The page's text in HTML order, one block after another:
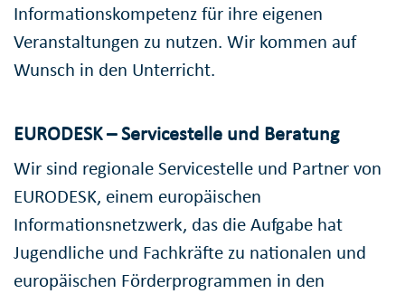
Informationskompetenz für ihre eigenen
Veranstaltungen zu nutzen. Wir kommen auf
Wunsch in den Unterricht.
EURODESK – Servicestelle und Beratung
Wir sind regionale Servicestelle und Partner von
EURODESK, einem europäischen
Informationsnetzwerk, das die Aufgabe hat
Jugendliche und Fachkräfte zu nationalen und
europäischen Förderprogrammen in den